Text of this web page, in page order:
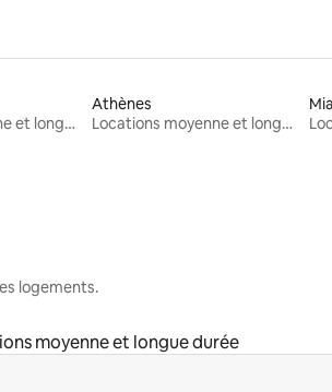
Locations moyenne et longue durée
Athènes
Locations moyenne et longue durée
logements.
moyenne et longue durée